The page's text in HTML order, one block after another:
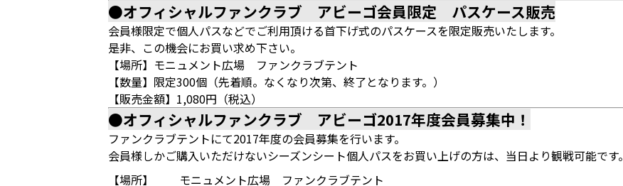
●オフィシャルファンクラブ アビーゴ会員限定 パスケース販売
会員様限定で個人パスなどでご利用頂ける首下げ式のパスケースを限定販売いたします。
是非、この機会にお買い求め下さい。
【場所】モニュメント広場 ファンクラブテント
【数量】限定300個（先着順。なくなり次第、終了となります。）
【販売金額】1,080円（税込）
●オフィシャルファンクラブ アビーゴ2017年度会員募集中！
ファンクラブテントにて2017年度の会員募集を行います。
会員様しかご購入いただけないシーズンシート個人パスをお買い上げの方は、当日より観戦可能です。
【場所】
モニュメント広場 ファンクラブテント